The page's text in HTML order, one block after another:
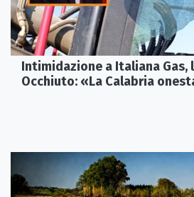
Intimidazione a Italiana
Occhiuto: «La Calabria